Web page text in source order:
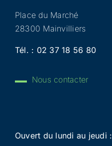
Place du Marché
28300 Mainvilliers
Tél. : 02 37 18 56 80
Nous contacter
Ouvert du lundi au jeudi :